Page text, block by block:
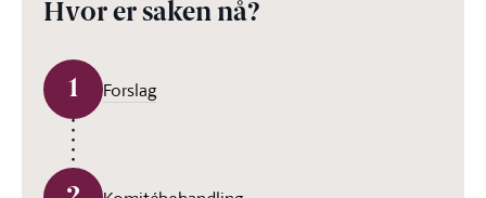
Hvor er saken nå?
1 Forslag